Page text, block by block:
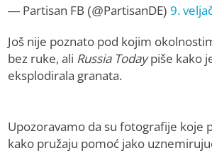
— Partisan FB (@PartisanDE)9.
Još nije poznato pod kojim
bez ruke, ali Russia Todaypiše kako
eksplodirala granata.
Upozoravamo da su fotografije koje
kako pružaju pomoć jako